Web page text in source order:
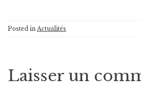
Posted in Actualités
Laisser un